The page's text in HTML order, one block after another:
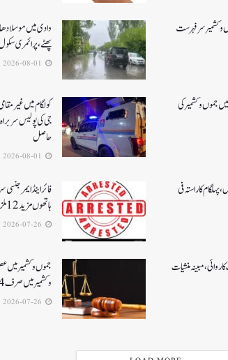
و کشمیر سرفہرست
وادی میں
پھٹے، پرائمری
جموں و کشمیر کی
جی کی پولیس
حاصل
کا راستہ فی
فائر اینڈ
ہاتھوں مزید 12 ملزمان گرفتار
مبینہ منشیات
جموں و کشمیر میں
و کشمیر میں صرف 4 فاسٹ ٹریک سپیشل عدالتیں فعال